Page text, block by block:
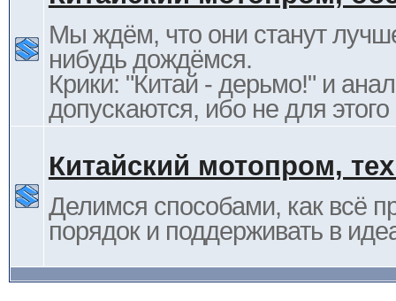
Мы ждём, что они станут
нибудь дождёмся.
Крики: "Китай - дерьмо!" и
допускаются, ибо не для
Китайский мотопром,
Делимся способами, как всё
порядок и поддерживать в